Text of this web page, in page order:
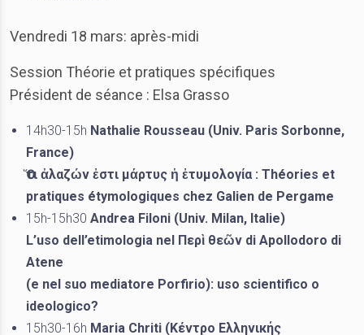
Vendredi 18 mars: après-midi
Session Théorie et pratiques spécifiques
Président de séance : Elsa Grasso
14h30-15h Nathalie Rousseau (Univ. Paris Sorbonne,
France)
Ὅτι ἀλαζών ἐστι μάρτυς ἡ ἐτυμολογία : Théories et
pratiques étymologiques chez Galien de Pergame
15h-15h30 Andrea Filoni (Univ. Milan, Italie)
L’uso dell’etimologia nel Περὶ θεῶν di Apollodoro di
Atene
(e nel suo mediatore Porfirio): uso scientifico o
ideologico?
15h30-16h Maria Chriti (Κέντρο Ελληνικής